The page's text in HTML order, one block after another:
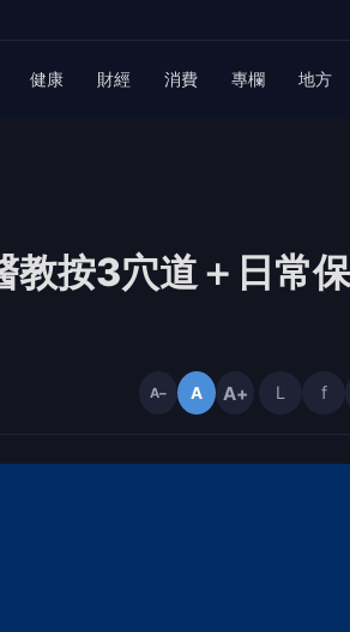
健康 財經 消費 專欄 地方
教按3穴道＋日常保
A− A A+ L f